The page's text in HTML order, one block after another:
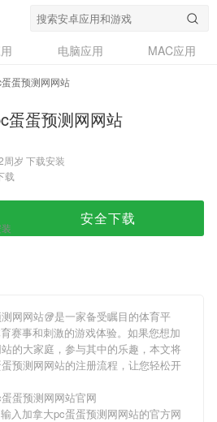
电脑应用
MAC应用
设计奖
蛋预测网网站
蛋蛋预测网网站
周岁 下载安装
载
安全下载
网网站🥡是一家备受瞩目的体育平
赛事和刺激的游戏体验。如果您想加
的大家庭，参与其中的乐趣，本文将
预测网网站的注册流程，让您轻松开
蛋预测网网站官网
入加拿大pc蛋蛋预测网网站的官方网